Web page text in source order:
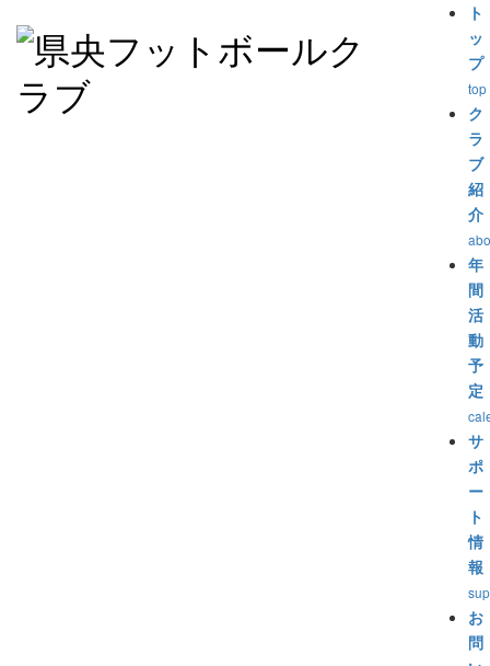
ト
ッ
プ
top
ク
ラ
ブ
紹
介
年
間
活
動
予
定
サ
ポ
ー
ト
情
報
お
問